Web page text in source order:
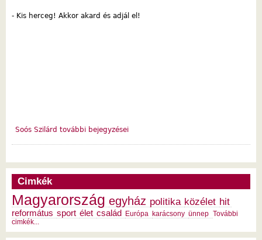
- Kis herceg! Akkor akard és adjál el!
Soós Szilárd további bejegyzései
Cimkék
Magyarország egyház politika közélet hit
református sport élet család Európa karácsony ünnep További
cimkék...